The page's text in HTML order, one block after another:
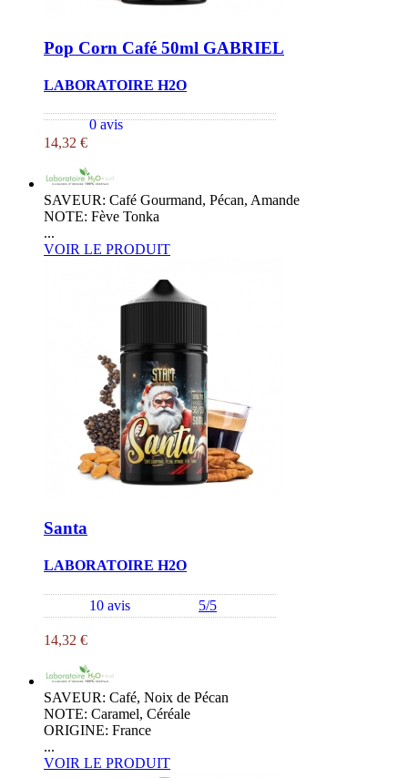
Pop Corn Café 50ml GABRIEL
LABORATOIRE H2O
0 avis
14,32 €
SAVEUR: Café Gourmand, Pécan, Amande
NOTE: Fève Tonka
...
VOIR LE PRODUIT
Santa
LABORATOIRE H2O
10 avis 5/5
14,32 €
SAVEUR: Café, Noix de Pécan
NOTE: Caramel, Céréale
ORIGINE: France
...
VOIR LE PRODUIT